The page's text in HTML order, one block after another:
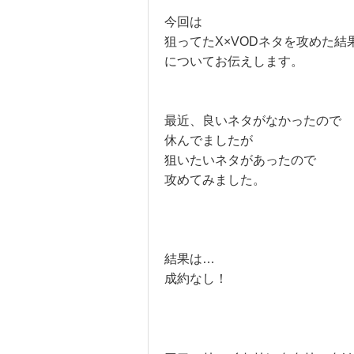
今回は
狙ってたX×VODネタを攻めた結
についてお伝えします。
最近、良いネタがなかったので
休んでましたが
狙いたいネタがあったので
攻めてみました。
結果は…
成約なし！